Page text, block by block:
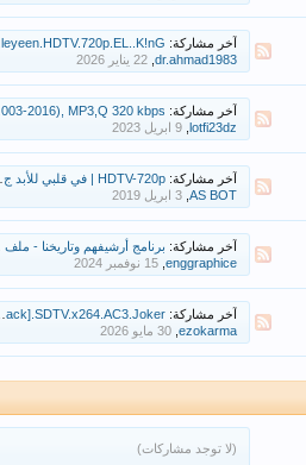
آخر مشاركة: Al-Asleyeen.HDTV.720p.EL..K!nG فيلم الأصليين
dr.ahmad1983
,
آخر مشاركة: Sami Yusuf Full Discography (2003-2016), MP3,Q 320 kbps
lotfi23dz
,
آخر مشاركة: HDTV-720p | في قلبي للأبد ج1 حـ 12 2019
AS BOT
,
آخر مشاركة: برنامج أرشيفهم وتاريخنا - ملف سقوط الاندلس الموريسكيون - الجزء الثالث
enggraphice
,
آخر مشاركة: Wanoos.[Full-Pack].SDTV.x264.AC3.Joker مسلسل ونوس
ezokarma
,
(لا توجد مشاركات)